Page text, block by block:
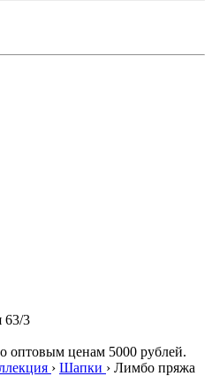
63/3
оптовым ценам 5000 рублей.
› Шапки › Лимбо пряжа